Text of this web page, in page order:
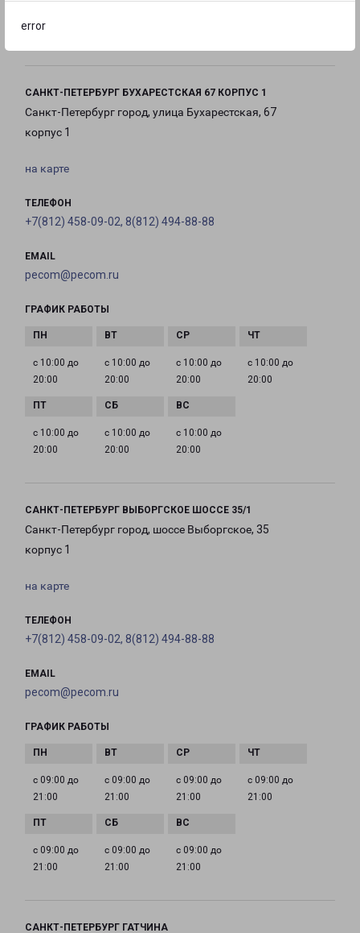
error
21:00
САНКТ-ПЕТЕРБУРГ БУХАРЕСТСКАЯ 67 КОРПУС 1
Санкт-Петербург город, улица Бухарестская, 67
корпус 1
на карте
ТЕЛЕФОН
+7(812) 458-09-02, 8(812) 494-88-88
EMAIL
pecom@pecom.ru
ГРАФИК РАБОТЫ
с 10:00 до
20:00
с 10:00 до
20:00
с 10:00 до
20:00
с 10:00 до
20:00
с 10:00 до
20:00
с 10:00 до
20:00
с 10:00 до
20:00
САНКТ-ПЕТЕРБУРГ ВЫБОРГСКОЕ ШОССЕ 35/1
Санкт-Петербург город, шоссе Выборгское, 35
корпус 1
на карте
ТЕЛЕФОН
+7(812) 458-09-02, 8(812) 494-88-88
EMAIL
pecom@pecom.ru
ГРАФИК РАБОТЫ
с 09:00 до
21:00
с 09:00 до
21:00
с 09:00 до
21:00
с 09:00 до
21:00
с 09:00 до
21:00
с 09:00 до
21:00
с 09:00 до
21:00
САНКТ-ПЕТЕРБУРГ ГАТЧИНА